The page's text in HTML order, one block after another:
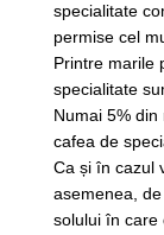
specialitate
permise cel
Printre marile
specialitate
Numai 5%
cafea de
Ca și în cazul
asemenea,
solului în care